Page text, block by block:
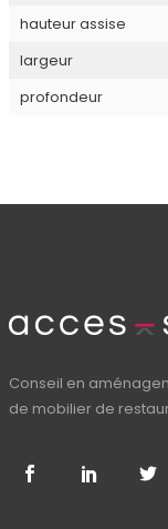
hauteur assise
largeur
profondeur
Conseil en
de mobilier de